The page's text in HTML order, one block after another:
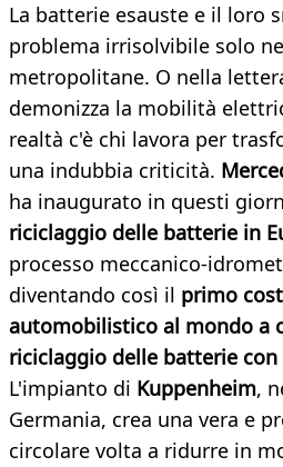
La batterie esauste e il loro
problema irrisolvibile solo
metropolitane. O nella
demonizza la mobilità
realtà c'è chi lavora per
una indubbia criticità.
ha inaugurato in questi
riciclaggio delle batterie in
processo meccanico-
diventando così il primo
automobilistico al mondo a
riciclaggio delle batterie
L'impianto di Kuppenheim,
Germania, crea una vera e
circolare volta a ridurre in